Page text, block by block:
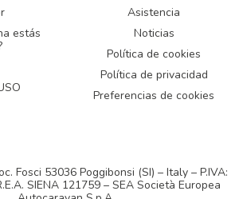
estás
Asistencia
Noticias
Política de cookies
Política de privacidad
Preferencias de cookies
Fosci 53036 Poggibonsi (SI) – Italy – P.IVA:
SIENA 121759 – SEA Società Europea